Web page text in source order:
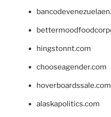
hingstonnt.com
chooseagender.com
hoverboardssale.com
alaskapolitics.com